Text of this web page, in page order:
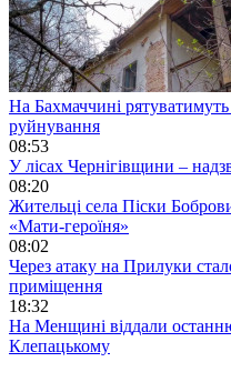
На Бахмаччині
руйнування
08:53
У лісах Чернігівщини –
08:20
Жительці села Піски
«Мати-героїня»
08:02
Через атаку на Прилуки
приміщення
18:32
На Менщині віддали
Клепацькому